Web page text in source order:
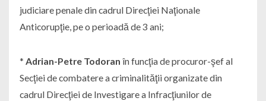
judiciare penale din cadrul Direcţiei Naţionale
Anticorupţie, pe o perioadă de 3 ani;
* Adrian-Petre Todoran în funcţia de procuror-şef al
Secţiei de combatere a criminalităţii organizate din
cadrul Direcţiei de Investigare a Infracţiunilor de